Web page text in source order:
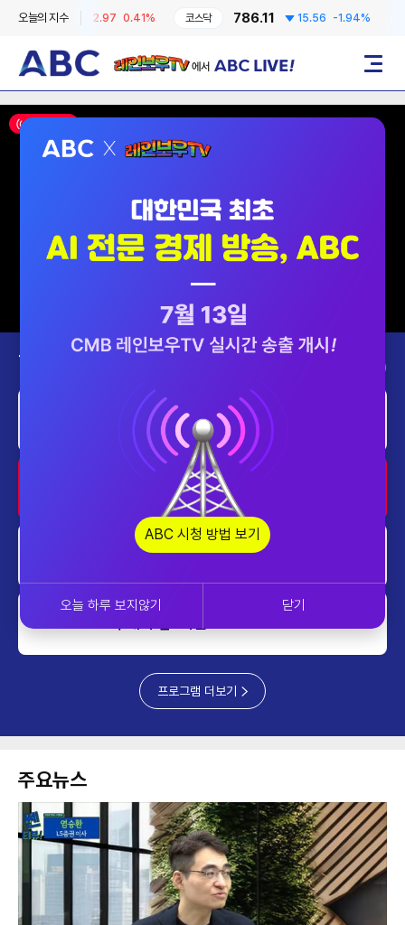
오늘의 지수
727.66 2.97 0.41% 코스닥 786.11 15.56 -1.94%
레인보우TV에서 ABC LIVE! 메뉴
ON AIR
Today’s Program 2026-08-07 (금)
대한민국 리더에게 묻는다
투데이 업&다운
대한민국 리더에게 묻는다
프로그램 더보기
주요뉴스
ABC 시청 방법 보기
오늘 하루 보지않기 닫기